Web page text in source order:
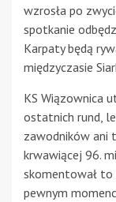
wzrosła po
spotkanie
Karpaty będą
międzyczasie
KS Wiązownica
ostatnich rund,
zawodników ani
krwawiącej 96.
skomentował to
pewnym